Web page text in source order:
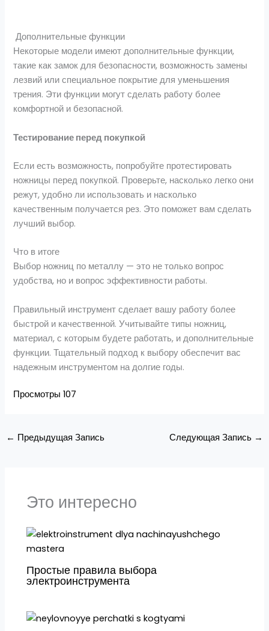
Дополнительные функции
Некоторые модели имеют дополнительные функции,
такие как замок для безопасности, возможность замены
лезвий или специальное покрытие для уменьшения
трения. Эти функции могут сделать работу более
комфортной и безопасной.
Тестирование перед покупкой
Если есть возможность, попробуйте протестировать
ножницы перед покупкой. Проверьте, насколько легко они
режут, удобно ли использовать и насколько
качественным получается рез. Это поможет вам сделать
лучший выбор.
Что в итоге
Выбор ножниц по металлу — это не только вопрос
удобства, но и вопрос эффективности работы.
Правильный инструмент сделает вашу работу более
быстрой и качественной. Учитывайте типы ножниц,
материал, с которым будете работать, и дополнительные
функции. Тщательный подход к выбору обеспечит вас
надежным инструментом на долгие годы.
Просмотры 107
← Предыдущая Запись Следующая Запись →
Это интересно
Простые правила выбора
электроинструмента